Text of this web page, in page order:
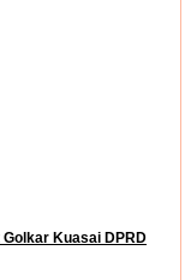
Kuasai DPRD